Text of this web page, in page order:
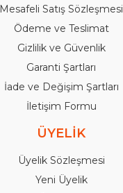
Mesafeli Satış Sözleşmesi
Ödeme ve Teslimat
Gizlilik ve Güvenlik
Garanti Şartları
İade ve Değişim Şartları
İletişim Formu
ÜYELİK
Üyelik Sözleşmesi
Yeni Üyelik